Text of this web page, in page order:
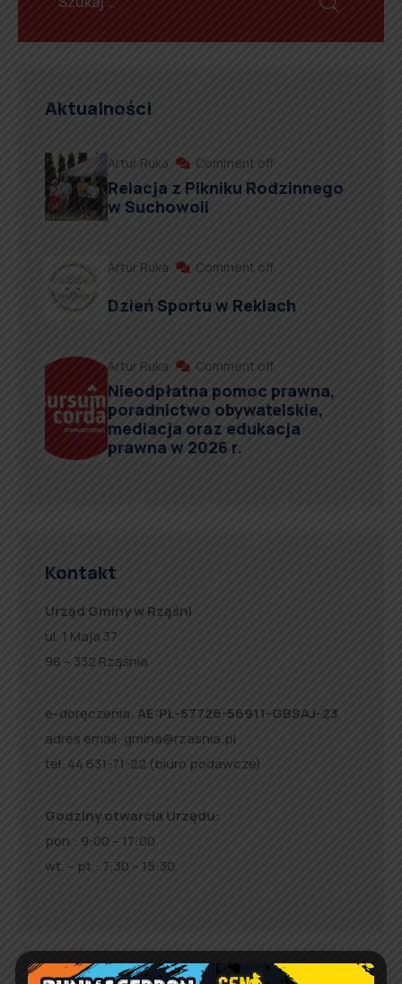
Aktualności
Artur Ruka Comment off
Relacja z Pikniku Rodzinnego
w Suchowoli
Artur Ruka Comment off
Dzień Sportu w Reklach
Artur Ruka Comment off
Nieodpłatna pomoc prawna,
poradnictwo obywatelskie,
mediacja oraz edukacja
prawna w 2026 r.
Kontakt
Urząd Gminy w Rząśni
ul. 1 Maja 37
98 – 332 Rząśnia
e-doręczenia: AE:PL-57726-56911-GBSAJ-23
adres email: gmina@rzasnia.pl
tel. 44 631-71-22 (biuro podawcze)
Godziny otwarcia Urzędu:
pon.: 9:00 – 17:00
wt. – pt.: 7:30 – 15:30